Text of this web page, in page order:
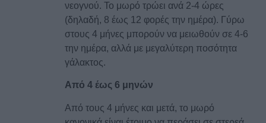
νεογνού. Το μωρό τρώει ανά 2-4 ώρες
(δηλαδή, 8 έως 12 φορές την ημέρα). Γύρω
στους 4 μήνες μπορούν να μειωθούν σε 4-6
την ημέρα, αλλά με μεγαλύτερη ποσότητα
γάλακτος.
Από 4 έως 6 μηνών
Από τους 4 μήνες και μετά, το μωρό